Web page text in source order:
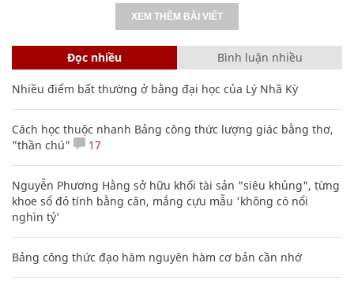
XEM THÊM BÀI VIẾT
Đọc nhiều Bình luận nhiều
Nhiều điểm bất thường ở bằng đại học của Lý Nhã Kỳ
Cách học thuộc nhanh Bảng công thức lượng giác bằng thơ,
"thần chú"
17
Nguyễn Phương Hằng sở hữu khối tài sản "siêu khủng", từng
khoe sổ đỏ tính bằng cân, mắng cựu mẫu 'không có nổi
nghìn tỷ'
Bảng công thức đạo hàm nguyên hàm cơ bản cần nhớ